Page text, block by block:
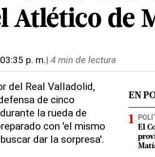
Atlético de
p. m.| 4 min de lectura
del Real Valladolid,
de cinco
la rueda de
con 'el mismo
dar la sorpresa'.
EN
El